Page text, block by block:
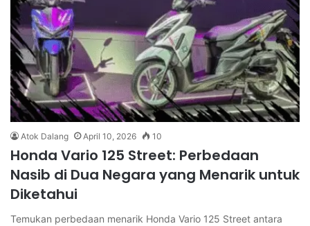
Atok Dalang April 10, 2026 10
Honda Vario 125 Street: Perbedaan
Nasib di Dua Negara yang Menarik untuk
Diketahui
Temukan perbedaan menarik Honda Vario 125 Street antara